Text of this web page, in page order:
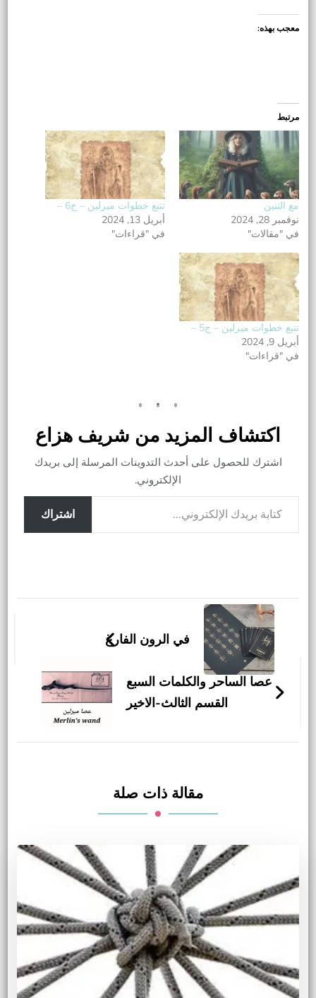
معجب بهذه:
مرتبط
مع التنين
نوفمبر 28, 2024
في "مقالات"
تتبع خطوات ميرلين – ج6 –
أبريل 13, 2024
في "قراءات"
تتبع خطوات ميرلين – ج5 –
أبريل 9, 2024
في "قراءات"
اكتشاف المزيد من شريف هزاع
اشترك للحصول على أحدث التدوينات المرسلة إلى بريدك
الإلكتروني.
كتابة بريدك الإلكتروني...
اشتراك
التنقل
بين
التدوينات
في الرون الفارغ
عصا الساحر والكلمات السبع
القسم الثالث-الاخير
مقالة ذات صلة